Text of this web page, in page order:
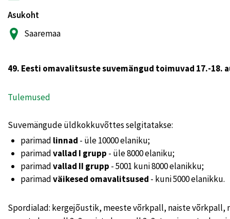
Asukoht
Saaremaa
49. Eesti omavalitsuste suvemängud toimuvad 17.-18.
Tulemused
Suvemängude üldkokkuvõttes selgitatakse:
parimad linnad - üle 10000 elaniku;
parimadvallad I grupp - üle 8000 elaniku;
parimadvallad II grupp - 5001 kuni 8000 elanikku;
parimadväikesed omavalitsused - kuni 5000 elanikku.
Spordialad: kergejõustik, meeste võrkpall, naiste võrkpall,